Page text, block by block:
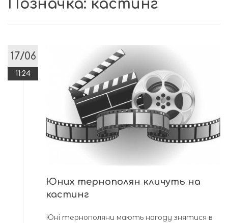
Позначка: кастинг
17/06
11:24
Юних тернополян кличуть на
кастинг
Юні тернополяни мають нагоду знятися в